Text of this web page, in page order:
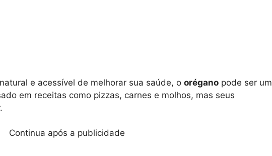
e acessível de melhorar sua saúde, o orégano pode ser um
em receitas como pizzas, carnes e molhos, mas seus
Continua após a publicidade